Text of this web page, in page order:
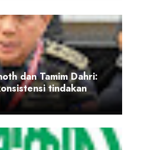
dan Tamim Dahri:
tindakan